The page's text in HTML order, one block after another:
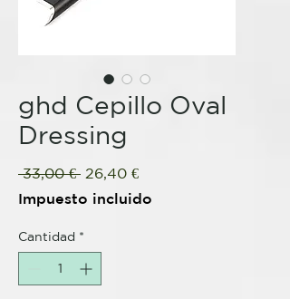
ghd Cepillo Oval
Dressing
33,00 € Precio
26,40 €Precio
de
oferta
Impuesto incluido
Cantidad *